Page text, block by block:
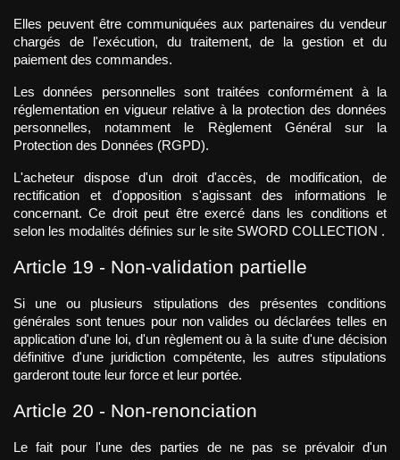
Elles peuvent être communiquées aux partenaires du vendeur
chargés de l'exécution, du traitement, de la gestion et du
paiement des commandes.
Les données personnelles sont traitées conformément à la
réglementation en vigueur relative à la protection des données
personnelles, notamment le Règlement Général sur la
Protection des Données (RGPD).
L'acheteur dispose d'un droit d'accès, de modification, de
rectification et d'opposition s'agissant des informations le
concernant. Ce droit peut être exercé dans les conditions et
selon les modalités définies sur le site SWORD COLLECTION .
Article 19 - Non-validation partielle
Si une ou plusieurs stipulations des présentes conditions
générales sont tenues pour non valides ou déclarées telles en
application d'une loi, d'un règlement ou à la suite d'une décision
définitive d'une juridiction compétente, les autres stipulations
garderont toute leur force et leur portée.
Article 20 - Non-renonciation
Le fait pour l'une des parties de ne pas se prévaloir d'un